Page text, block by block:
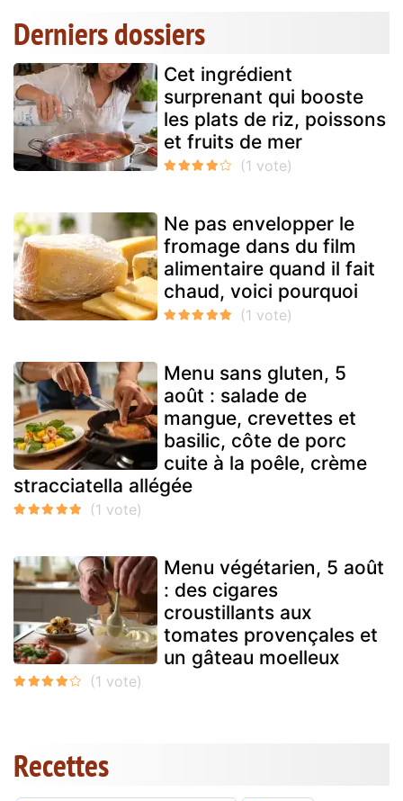
Derniers dossiers
Cet ingrédient
surprenant qui booste
les plats de riz, poissons
et fruits de mer
Ne pas envelopper le
fromage dans du film
alimentaire quand il fait
chaud, voici pourquoi
Menu sans gluten, 5
août : salade de
mangue, crevettes et
basilic, côte de porc
cuite à la poêle, crème
stracciatella allégée
Menu végétarien, 5 août
: des cigares
croustillants aux
tomates provençales et
un gâteau moelleux
Recettes